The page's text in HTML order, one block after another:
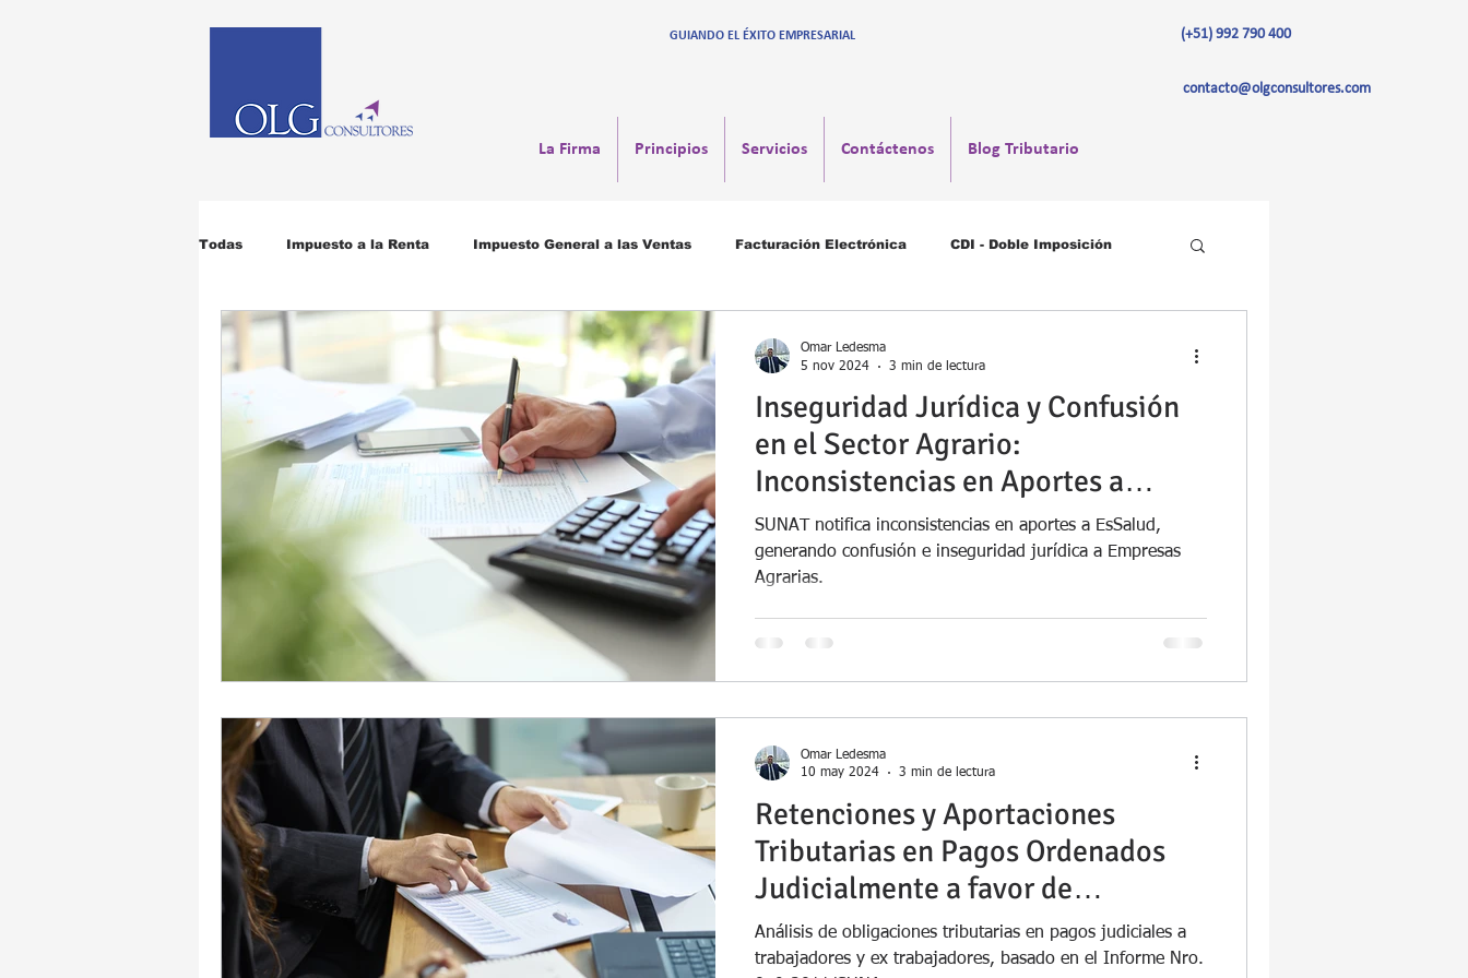
La Firma Principios Servicios Contáctenos Blog Tributario
GUIANDO EL ÉXITO EMPRESARIAL (+51) 992 790 400
contacto@olgconsultores.com
Todas Impuesto a la Renta Impuesto General a las Ventas Facturación Electrónica CDI - Doble Imposición
ITAN Bancarización Libros Electrónicos
Inseguridad Jurídica y Confusión
en el Sector Agrario:
Inconsistencias en Aportes a
EsSalud
SUNAT notifica inconsistencias en aportes a EsSalud,
generando confusión e inseguridad jurídica a Empresas
Agrarias.
Omar Ledesma
5 nov 2024
3 min de lectura
Retenciones y Aportaciones
Tributarias en Pagos Ordenados
Judicialmente a favor de
Trabajadores y Ex Trabajadores
Análisis de obligaciones tributarias en pagos judiciales a
trabajadores y ex trabajadores, basado en el Informe Nro.
Omar Ledesma
10 may 2024
3 min de lectura